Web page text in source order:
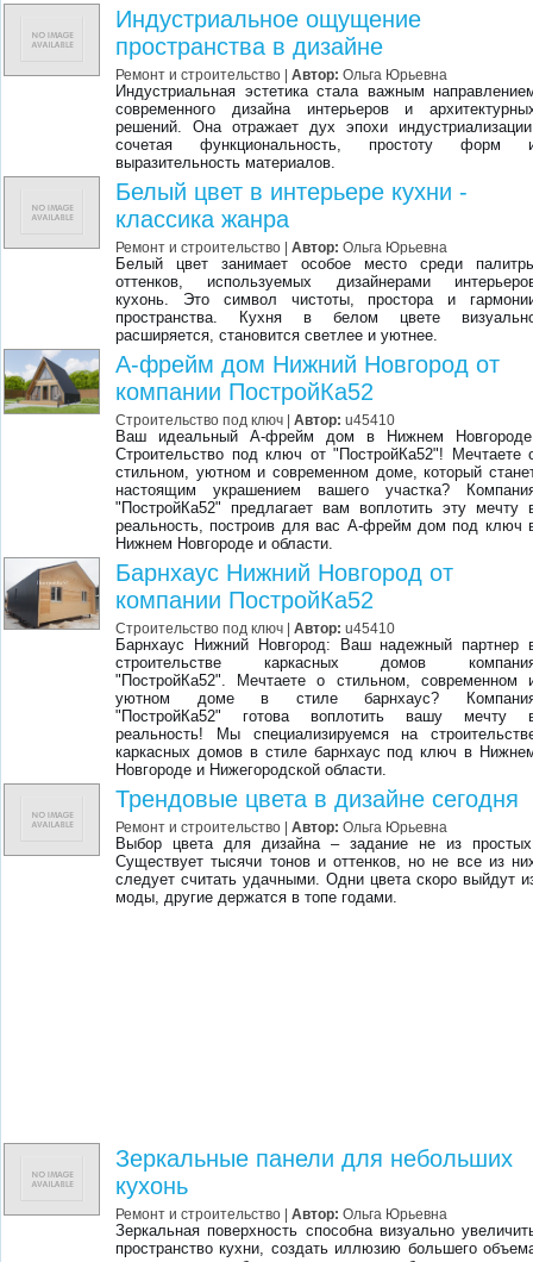
Индустриальное ощущение
пространства в дизайне
Ремонт и строительство |Автор: Ольга Юрьевна
Индустриальная эстетика стала важным
современного дизайна интерьеров и
решений. Она отражает дух эпохи
сочетая функциональность, простоту форм
выразительность материалов.
Белый цвет в интерьере кухни -
классика жанра
Ремонт и строительство |Автор: Ольга Юрьевна
Белый цвет занимает особое место среди
оттенков, используемых дизайнерами
кухонь. Это символ чистоты, простора и
пространства. Кухня в белом цвете
расширяется, становится светлее и уютнее.
А-фрейм дом Нижний Новгород от
компании ПостройКа52
Строительство под ключ |Автор: u45410
Ваш идеальный А-фрейм дом в Нижнем
Строительство под ключ от "ПостройКа52"! Мечтаете
стильном, уютном и современном доме, который
настоящим украшением вашего участка?
"ПостройКа52" предлагает вам воплотить эту мечту
реальность, построив для вас А-фрейм дом под ключ
Нижнем Новгороде и области.
Барнхаус Нижний Новгород от
компании ПостройКа52
Строительство под ключ |Автор: u45410
Барнхаус Нижний Новгород: Ваш надежный партнер
строительстве каркасных домов
"ПостройКа52". Мечтаете о стильном, современном
уютном доме в стиле барнхаус?
"ПостройКа52" готова воплотить вашу мечту
реальность! Мы специализируемся на
каркасных домов в стиле барнхаус под ключ в
Новгороде и Нижегородской области.
Трендовые цвета в дизайне сегодня
Ремонт и строительство |Автор: Ольга Юрьевна
Выбор цвета для дизайна – задание не из
Существует тысячи тонов и оттенков, но не все из
следует считать удачными. Одни цвета скоро выйдут
моды, другие держатся в топе годами.
Зеркальные панели для небольших
кухонь
Ремонт и строительство |Автор: Ольга Юрьевна
Зеркальная поверхность способна визуально
пространство кухни, создать иллюзию большего